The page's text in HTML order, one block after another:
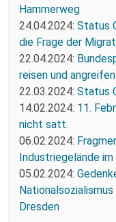
Hammerweg
24.04.2024: Status
die Frage der
22.04.2024:
reisen und angreifen
22.03.2024: Status
14.02.2024: 11.
nicht satt.
06.02.2024:
Industriegelände
05.02.2024:
Dresden